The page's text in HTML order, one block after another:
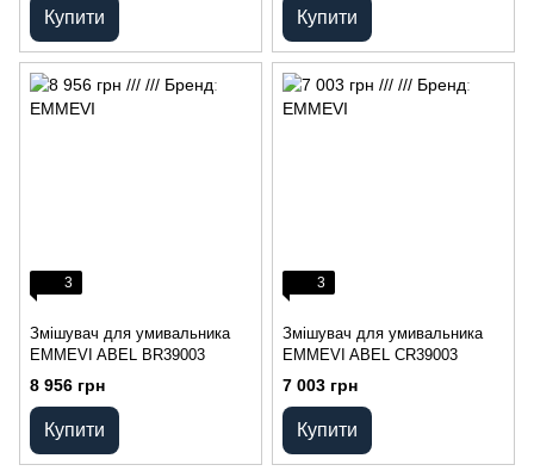
Купити Купити
3
Змішувач для умивальника
EMMEVI ABEL BR39003
8 956 грн
Купити
3
Змішувач для умивальника
EMMEVI ABEL CR39003
7 003 грн
Купити